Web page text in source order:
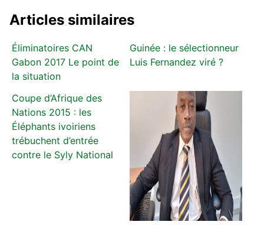
Articles similaires
Éliminatoires CAN
Gabon 2017 Le point de
la situation
Guinée : le sélectionneur
Luis Fernandez viré ?
Coupe d’Afrique des
Nations 2015 : les
Éléphants ivoiriens
trébuchent d’entrée
contre le Syly National